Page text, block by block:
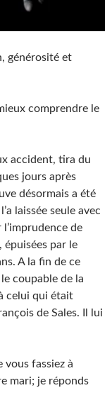
générosité et
comprendre le
accident, tira du
jours après
désormais a été
laissée seule avec
de
épuisées par le
A la fin de ce
coupable de la
celui qui était
de Sales. Il lui
vous fassiez à
mari; je réponds